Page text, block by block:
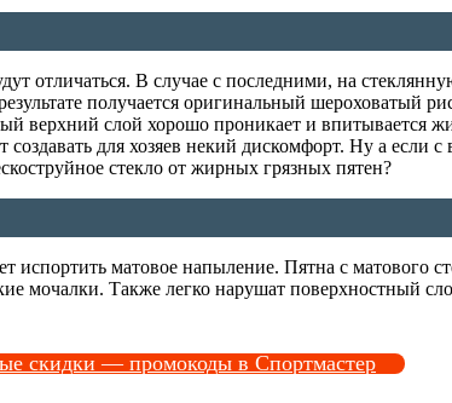
отличаться. В случае с последними, на
получается оригинальный шероховатый
верхний слой хорошо проникает и впитывается
для хозяев некий дискомфорт. Ну а если
стекло от жирных грязных пятен?
матовое напыление. Пятна с матового
мочалки. Также легко нарушат поверхностный
скидки — промокоды в Спортмастер